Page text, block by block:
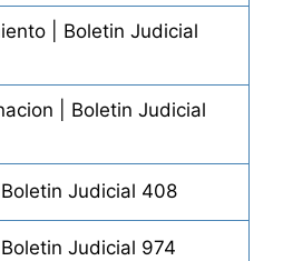
| Boletin Judicial
| Boletin Judicial
Judicial 408
Judicial 974